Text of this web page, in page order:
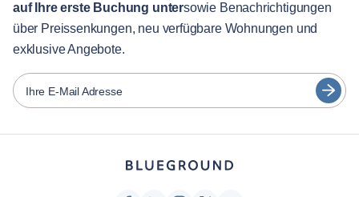
Stadt-Guide
Partner
Vermieter von Möbeln
Vermieter
Franchise-Partner
Português
Español
Français
Türkçe
auf Ihre erste Buchung untersowie Benachrichtigungen
über Preissenkungen, neu verfügbare Wohnungen und
exklusive Angebote.
Ihre E-Mail Adresse